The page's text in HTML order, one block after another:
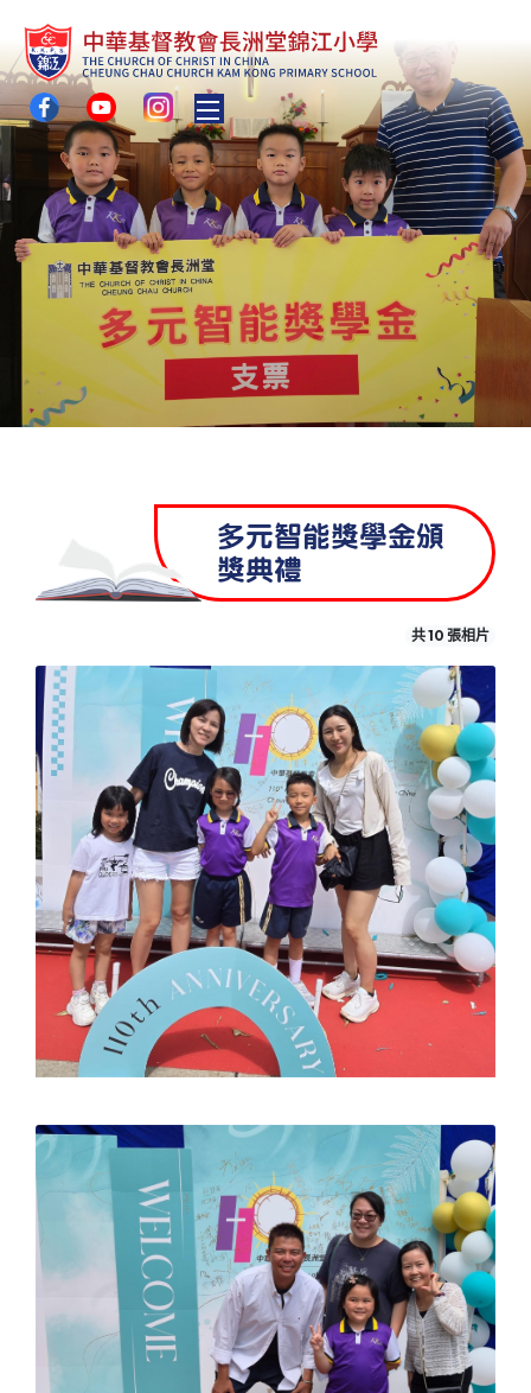
Toggle main menu visibility
多元智能獎學金頒
獎典禮
共 10 張相片